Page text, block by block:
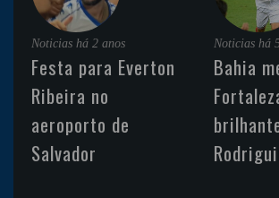
Noticias há 2 anos
Festa para Everton
Ribeira no
aeroporto de
Salvador
Noticias há
Bahia